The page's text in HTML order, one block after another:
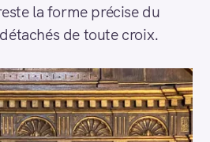
la forme précise du
de toute croix.